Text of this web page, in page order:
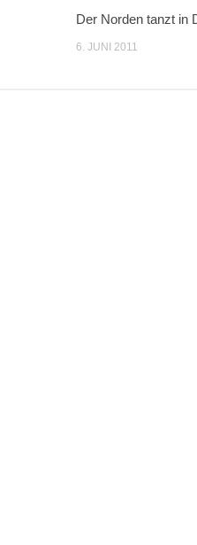
Der Norden tanzt in
6. JUNI 2011